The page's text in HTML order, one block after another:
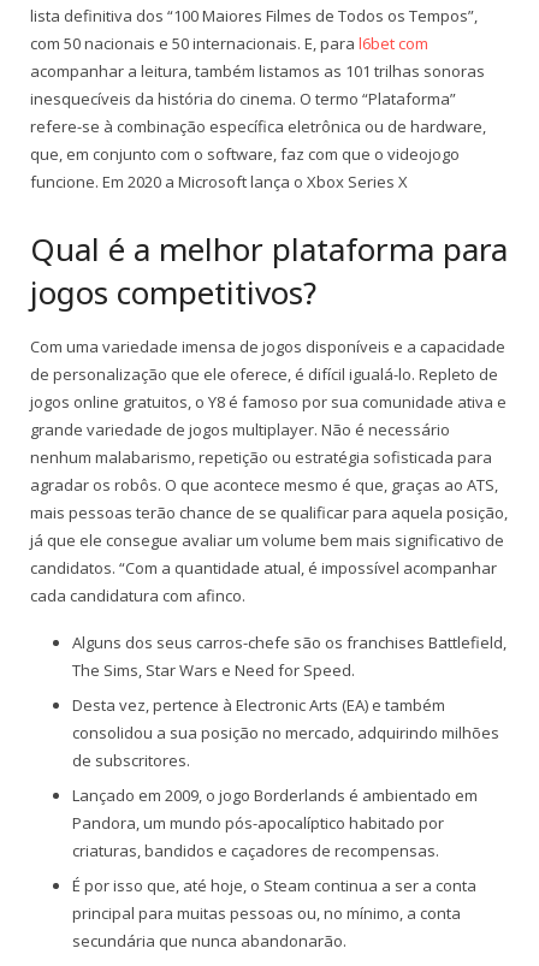
lista definitiva dos “100 Maiores Filmes de Todos os Tempos”,
com 50 nacionais e 50 internacionais. E, para l6bet com
acompanhar a leitura, também listamos as 101 trilhas sonoras
inesquecíveis da história do cinema. O termo “Plataforma”
refere-se à combinação específica eletrônica ou de hardware,
que, em conjunto com o software, faz com que o videojogo
funcione. Em 2020 a Microsoft lança o Xbox Series X
Qual é a melhor plataforma para
jogos competitivos?
Com uma variedade imensa de jogos disponíveis e a capacidade
de personalização que ele oferece, é difícil igualá-lo. Repleto de
jogos online gratuitos, o Y8 é famoso por sua comunidade ativa e
grande variedade de jogos multiplayer. Não é necessário
nenhum malabarismo, repetição ou estratégia sofisticada para
agradar os robôs. O que acontece mesmo é que, graças ao ATS,
mais pessoas terão chance de se qualificar para aquela posição,
já que ele consegue avaliar um volume bem mais significativo de
candidatos. “Com a quantidade atual, é impossível acompanhar
cada candidatura com afinco.
Alguns dos seus carros-chefe são os franchises Battlefield,
The Sims, Star Wars e Need for Speed.
Desta vez, pertence à Electronic Arts (EA) e também
consolidou a sua posição no mercado, adquirindo milhões
de subscritores.
Lançado em 2009, o jogo Borderlands é ambientado em
Pandora, um mundo pós-apocalíptico habitado por
criaturas, bandidos e caçadores de recompensas.
É por isso que, até hoje, o Steam continua a ser a conta
principal para muitas pessoas ou, no mínimo, a conta
secundária que nunca abandonarão.